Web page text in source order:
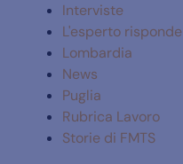
Interviste
L'esperto risponde
Lombardia
News
Puglia
Rubrica Lavoro
Storie di FMTS